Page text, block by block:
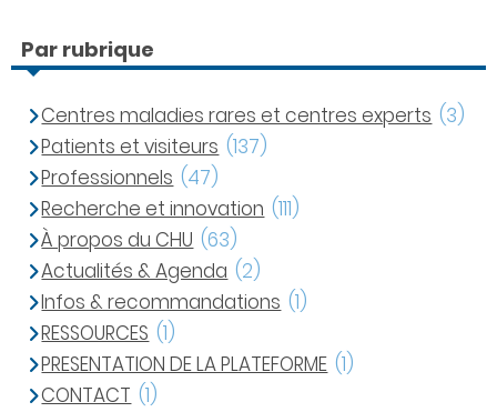
Par rubrique
Centres maladies rares et centres experts (3)
Patients et visiteurs (137)
Professionnels (47)
Recherche et innovation (111)
À propos du CHU (63)
Actualités & Agenda (2)
Infos & recommandations (1)
RESSOURCES (1)
PRESENTATION DE LA PLATEFORME (1)
CONTACT (1)